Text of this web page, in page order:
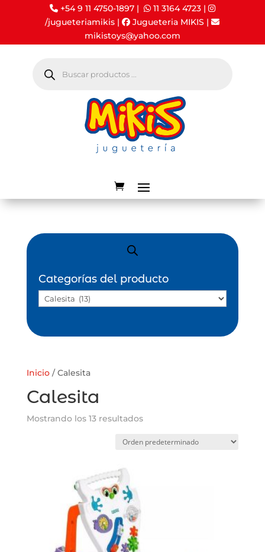
+54 9 11 4750-1897 | 11 3164 4723|
/jugueteriamikis | Jugueteria MIKIS |
mikistoys@yahoo.com
productos
Inicio/ Calesita
Calesita
Mostrando los 13 resultados
Categorías del producto